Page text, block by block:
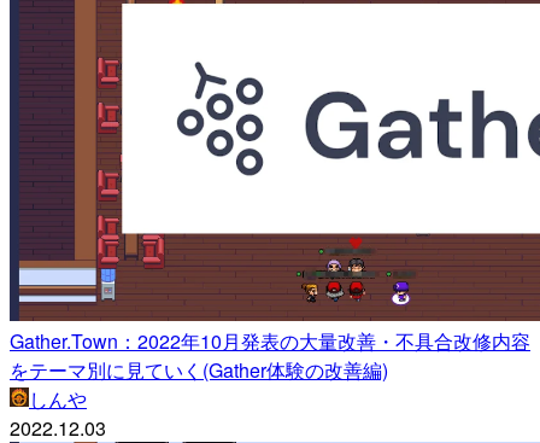
Gather.Town：2022年10月発表の大量改善・不具合改修内容
をテーマ別に見ていく(Gather体験の改善編)
しんや
2022.12.03